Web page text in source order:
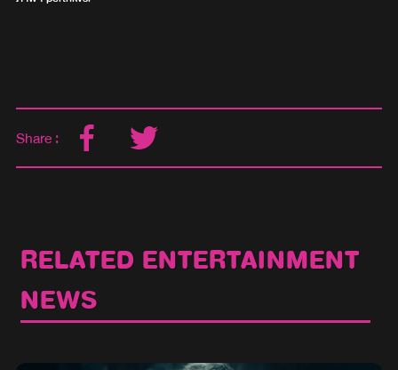
Share :
RELATED ENTERTAINMENT
NEWS